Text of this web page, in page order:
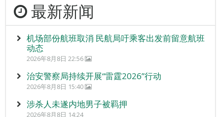
最新新闻
机场部份航班取消 民航局吁乘客出发前留意航班
动态
2026年8月8日 22:56
治安警察局持续开展“雷霆2026”行动
2026年8月8日 15:40
涉杀人未遂内地男子被羁押
2026年8月8日 14:24